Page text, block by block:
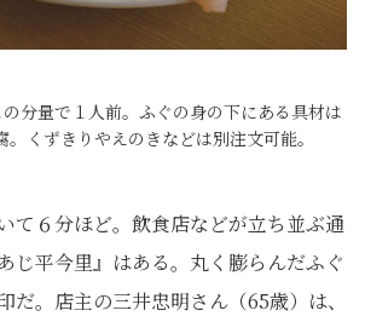
分量で１人前。ふぐの身の下にある具材は
。くずきりやえのきなどは別注文可能。
て６分ほど。飲食店などが立ち並ぶ通
じ平今里』はある。丸く膨らんだふぐ
だ。店主の三井忠明さん（65歳）は、